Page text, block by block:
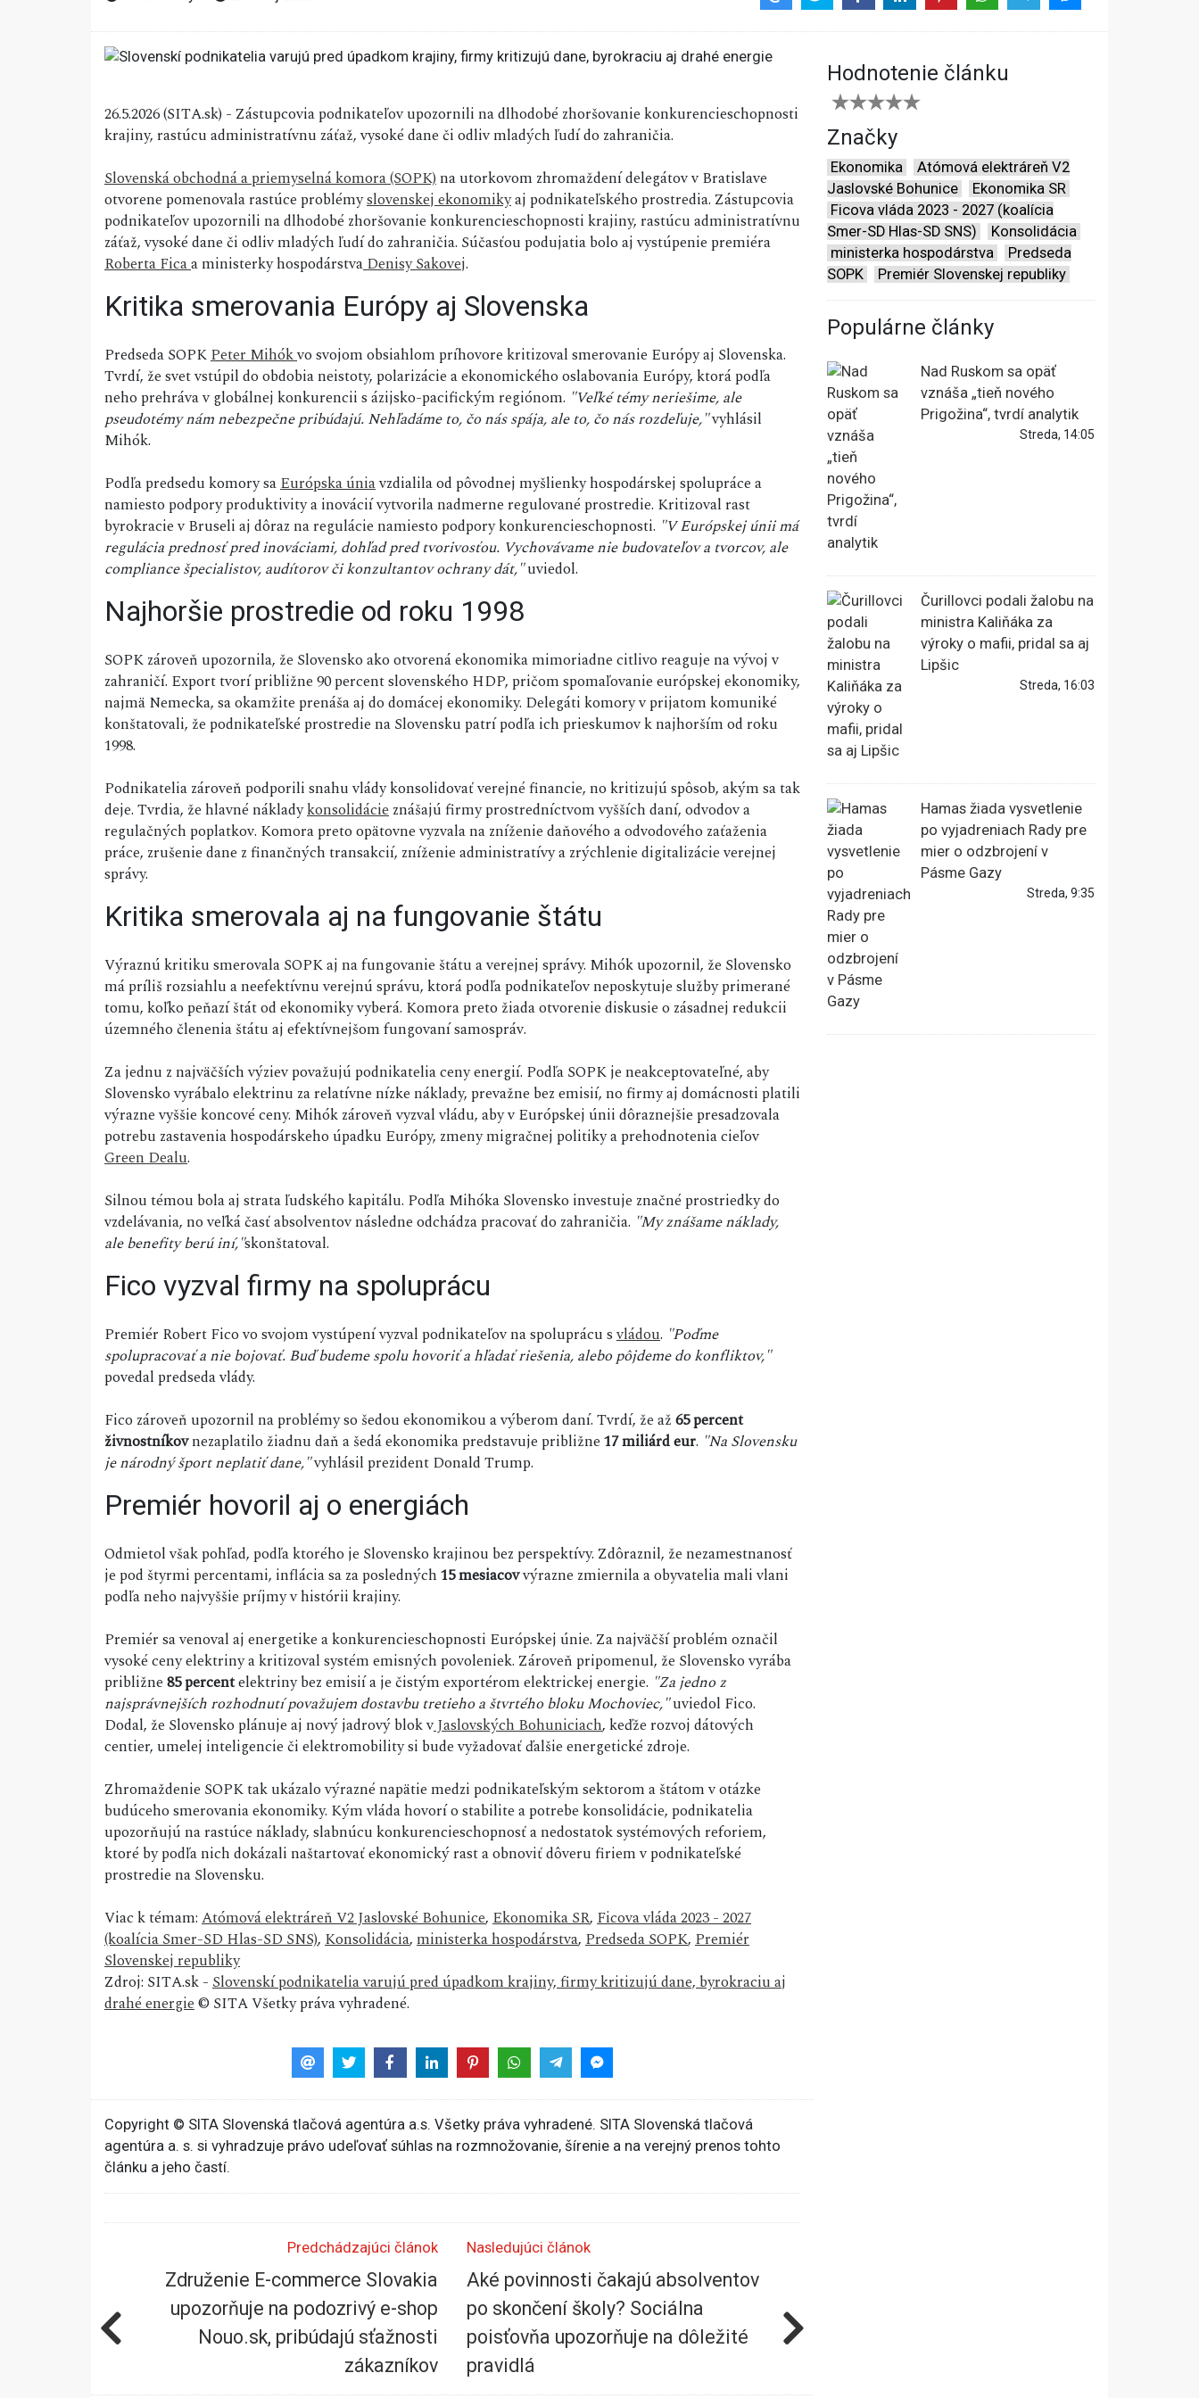
26.5.2026 (SITA.sk) - Zástupcovia podnikateľov upozornili na dlhodobé zhoršovanie konkurencieschopnosti
krajiny, rastúcu administratívnu záťaž, vysoké dane či odliv mladých ľudí do zahraničia.
Slovenská obchodná a priemyselná komora (SOPK)na utorkovom zhromaždení delegátov v Bratislave
otvorene pomenovala rastúce problémyslovenskej ekonomikyaj podnikateľského prostredia. Zástupcovia
podnikateľov upozornili na dlhodobé zhoršovanie konkurencieschopnosti krajiny, rastúcu administratívnu
záťaž, vysoké dane či odliv mladých ľudí do zahraničia. Súčasťou podujatia bolo aj vystúpenie premiéra
Roberta Ficaa ministerky hospodárstvaDenisy Sakovej.
Kritika smerovania Európy aj Slovenska
Predseda SOPKPeter Mihókvo svojom obsiahlom príhovore kritizoval smerovanie Európy aj Slovenska.
Tvrdí, že svet vstúpil do obdobia neistoty, polarizácie a ekonomického oslabovania Európy, ktorá podľa
neho prehráva v globálnej konkurencii s ázijsko-pacifickým regiónom. "Veľké témy neriešime, ale
pseudotémy nám nebezpečne pribúdajú. Nehľadáme to, čo nás spája, ale to, čo nás rozdeľuje,"vyhlásil
Mihók.
Podľa predsedu komory saEurópska úniavzdialila od pôvodnej myšlienky hospodárskej spolupráce a
namiesto podpory produktivity a inovácií vytvorila nadmerne regulované prostredie. Kritizoval rast
byrokracie v Bruseli aj dôraz na regulácie namiesto podpory konkurencieschopnosti. "V Európskej únii má
regulácia prednosť pred inováciami, dohľad pred tvorivosťou. Vychovávame nie budovateľov a tvorcov, ale
compliance špecialistov, audítorov či konzultantov ochrany dát,"uviedol.
Najhoršie prostredie od roku 1998
SOPK zároveň upozornila, že Slovensko ako otvorená ekonomika mimoriadne citlivo reaguje na vývoj v
zahraničí. Export tvorí približne 90 percent slovenského HDP, pričom spomaľovanie európskej ekonomiky,
najmä Nemecka, sa okamžite prenáša aj do domácej ekonomiky. Delegáti komory v prijatom komuniké
konštatovali, že podnikateľské prostredie na Slovensku patrí podľa ich prieskumov k najhorším od roku
1998.
Podnikatelia zároveň podporili snahu vlády konsolidovať verejné financie, no kritizujú spôsob, akým sa tak
deje. Tvrdia, že hlavné nákladykonsolidácieznášajú firmy prostredníctvom vyšších daní, odvodov a
regulačných poplatkov. Komora preto opätovne vyzvala na zníženie daňového a odvodového zaťaženia
práce, zrušenie dane z finančných transakcií, zníženie administratívy a zrýchlenie digitalizácie verejnej
správy.
Kritika smerovala aj na fungovanie štátu
Výraznú kritiku smerovala SOPK aj na fungovanie štátu a verejnej správy. Mihók upozornil, že Slovensko
má príliš rozsiahlu a neefektívnu verejnú správu, ktorá podľa podnikateľov neposkytuje služby primerané
tomu, koľko peňazí štát od ekonomiky vyberá. Komora preto žiada otvorenie diskusie o zásadnej redukcii
územného členenia štátu aj efektívnejšom fungovaní samospráv.
Za jednu z najväčších výziev považujú podnikatelia ceny energií. Podľa SOPK je neakceptovateľné, aby
Slovensko vyrábalo elektrinu za relatívne nízke náklady, prevažne bez emisií, no firmy aj domácnosti platili
výrazne vyššie koncové ceny. Mihók zároveň vyzval vládu, aby v Európskej únii dôraznejšie presadzovala
potrebu zastavenia hospodárskeho úpadku Európy, zmeny migračnej politiky a prehodnotenia cieľov
Green Dealu.
Silnou témou bola aj strata ľudského kapitálu. Podľa Mihóka Slovensko investuje značné prostriedky do
vzdelávania, no veľká časť absolventov následne odchádza pracovať do zahraničia. "My znášame náklady,
ale benefity berú iní,"skonštatoval.
Fico vyzval firmy na spoluprácu
Premiér Robert Fico vo svojom vystúpení vyzval podnikateľov na spoluprácu svládou. "Poďme
spolupracovať a nie bojovať. Buď budeme spolu hovoriť a hľadať riešenia, alebo pôjdeme do konfliktov,"
povedal predseda vlády.
Fico zároveň upozornil na problémy so šedou ekonomikou a výberom daní. Tvrdí, že až65 percent
živnostníkovnezaplatilo žiadnu daň a šedá ekonomika predstavuje približne17 miliárd eur. "Na Slovensku
je národný šport neplatiť dane,"vyhlásil prezident Donald Trump.
Premiér hovoril aj o energiách
Odmietol však pohľad, podľa ktorého je Slovensko krajinou bez perspektívy. Zdôraznil, že nezamestnanosť
je pod štyrmi percentami, inflácia sa za posledných15 mesiacovvýrazne zmiernila a obyvatelia mali vlani
podľa neho najvyššie príjmy v histórii krajiny.
Premiér sa venoval aj energetike a konkurencieschopnosti Európskej únie. Za najväčší problém označil
vysoké ceny elektriny a kritizoval systém emisných povoleniek. Zároveň pripomenul, že Slovensko vyrába
približne85 percentelektriny bez emisií a je čistým exportérom elektrickej energie. "Za jedno z
najsprávnejších rozhodnutí považujem dostavbu tretieho a štvrtého bloku Mochoviec,"uviedol Fico.
Dodal, že Slovensko plánuje aj nový jadrový blok vJaslovských Bohuniciach, keďže rozvoj dátových
centier, umelej inteligencie či elektromobility si bude vyžadovať ďalšie energetické zdroje.
Zhromaždenie SOPK tak ukázalo výrazné napätie medzi podnikateľským sektorom a štátom v otázke
budúceho smerovania ekonomiky. Kým vláda hovorí o stabilite a potrebe konsolidácie, podnikatelia
upozorňujú na rastúce náklady, slabnúcu konkurencieschopnosť a nedostatok systémových reforiem,
ktoré by podľa nich dokázali naštartovať ekonomický rast a obnoviť dôveru firiem v podnikateľské
prostredie na Slovensku.
Viac k témam:Atómová elektráreň V2 Jaslovské Bohunice,Ekonomika SR,Ficova vláda 2023 - 2027
(koalícia Smer-SD Hlas-SD SNS),Konsolidácia,ministerka hospodárstva,Predseda SOPK,Premiér
Slovenskej republiky
Zdroj: SITA.sk -Slovenskí podnikatelia varujú pred úpadkom krajiny, firmy kritizujú dane, byrokraciu aj
drahé energie© SITA Všetky práva vyhradené.
Hodnotenie článku
Značky
Ekonomika
Atómová elektráreň V2
Jaslovské Bohunice
Ekonomika SR
Ficova vláda 2023 - 2027 (koalícia
Smer-SD Hlas-SD SNS)
Konsolidácia
ministerka hospodárstva
Predseda
SOPK
Premiér Slovenskej republiky
Populárne články
Nad Ruskom sa opäť
vznáša „tieň nového
Prigožina“, tvrdí analytik
Streda, 14:05
Čurillovci podali žalobu na
ministra Kaliňáka za
výroky o mafii, pridal sa aj
Lipšic
Streda, 16:03
Hamas žiada vysvetlenie
po vyjadreniach Rady pre
mier o odzbrojení v
Pásme Gazy
Streda, 9:35
Copyright © SITA Slovenská tlačová agentúra a.s. Všetky práva vyhradené. SITA Slovenská tlačová
agentúra a. s. si vyhradzuje právo udeľovať súhlas na rozmnožovanie, šírenie a na verejný prenos tohto
článku a jeho častí.
Predchádzajúci článok
Združenie E-commerce Slovakia
upozorňuje na podozrivý e-shop
Nouo.sk, pribúdajú sťažnosti
zákazníkov
Nasledujúci článok
Aké povinnosti čakajú absolventov
po skončení školy? Sociálna
poisťovňa upozorňuje na dôležité
pravidlá